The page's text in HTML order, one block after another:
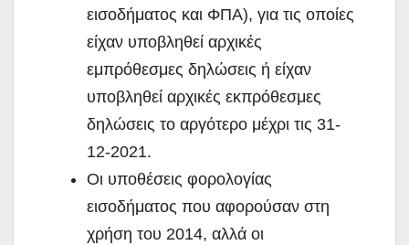
εισοδήματος και ΦΠΑ), για τις οποίες
είχαν υποβληθεί αρχικές
εμπρόθεσμες δηλώσεις ή είχαν
υποβληθεί αρχικές εκπρόθεσμες
δηλώσεις το αργότερο μέχρι τις 31-
12-2021.
Οι υποθέσεις φορολογίας
εισοδήματος που αφορούσαν στη
χρήση του 2014, αλλά οι